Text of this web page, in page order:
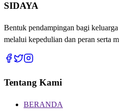
SIDAYA
Bentuk pendampingan bagi
melalui kepedulian dan peran serta
Tentang Kami
BERANDA